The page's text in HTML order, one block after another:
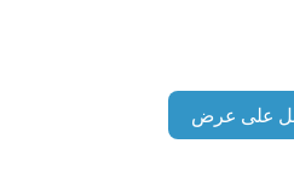
على عرض